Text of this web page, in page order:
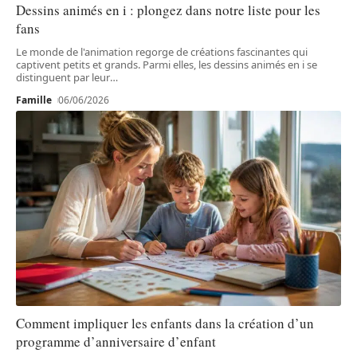
Dessins animés en i : plongez dans notre liste pour les
fans
Le monde de l'animation regorge de créations fascinantes qui
captivent petits et grands. Parmi elles, les dessins animés en i se
distinguent par leur…
Famille 06/06/2026
Comment impliquer les enfants dans la création d’un
programme d’anniversaire d’enfant